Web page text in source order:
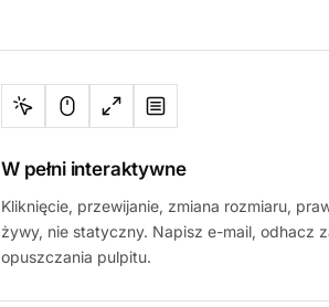
W pełni interaktywne
Kliknięcie, przewijanie, zmiana rozmiaru,
żywy, nie statyczny. Napisz e-mail, odhacz
opuszczania pulpitu.